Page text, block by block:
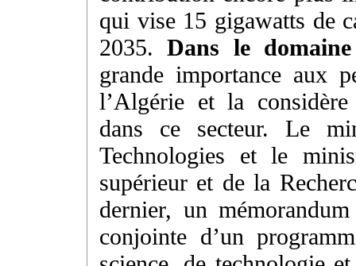
qui vise 15 gigawatts de
2035.Dans le
grande importance aux
l’Algérie et la
dans ce secteur. Le
Technologies et le
supérieur et de la
dernier, un
conjointe d’un